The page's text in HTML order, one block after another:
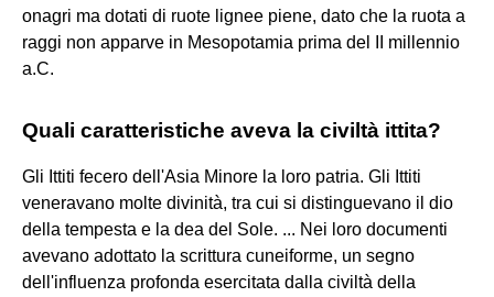
onagri ma dotati di ruote lignee piene, dato che la ruota a
raggi non apparve in Mesopotamia prima del II millennio
a.C.
Quali caratteristiche aveva la civiltà ittita?
Gli Ittiti fecero dell'Asia Minore la loro patria. Gli Ittiti
veneravano molte divinità, tra cui si distinguevano il dio
della tempesta e la dea del Sole. ... Nei loro documenti
avevano adottato la scrittura cuneiforme, un segno
dell'influenza profonda esercitata dalla civiltà della